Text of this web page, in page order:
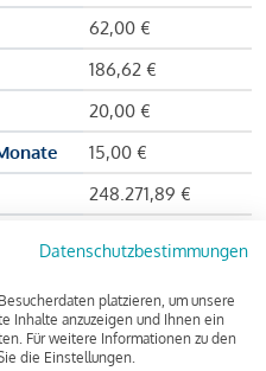
62,00 €
186,62 €
20,00 €
15,00 €
248.271,89 €
INFINA Credit
Broker GmbH
Datenschutzbestimmungen
platzieren, um unsere
Inhalte anzuzeigen und Ihnen ein
Für weitere Informationen zu den
die Einstellungen.